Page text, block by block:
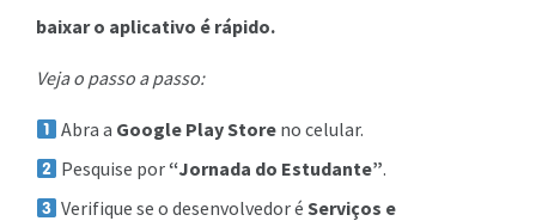
baixar o aplicativo é rápido.
Veja o passo a passo:
Abra a Google Play Store no celular.
Pesquise por “Jornada do Estudante”.
Verifique se o desenvolvedor éServiços e